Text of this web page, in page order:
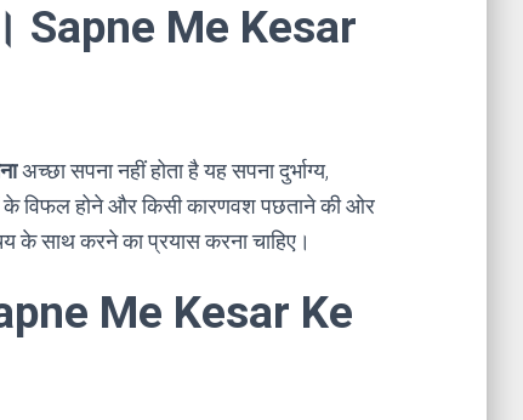
Sapne Me Kesar
अच्छा सपना नहीं होता है यह सपना दुर्भाग्य,
के विफल होने और किसी कारणवश पछताने की ओर
के साथ करने का प्रयास करना चाहिए।
Me Kesar Ke